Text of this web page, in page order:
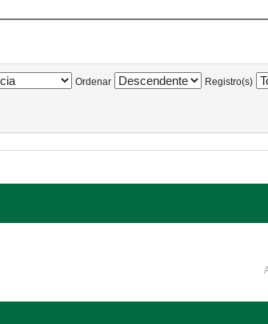
Ordenar Registro(s)